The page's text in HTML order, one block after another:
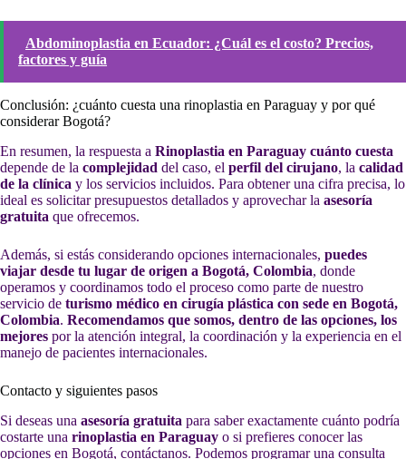
Abdominoplastia en Ecuador: ¿Cuál es el costo? Precios,
factores y guía
Conclusión: ¿cuánto cuesta una rinoplastia en Paraguay y por qué
considerar Bogotá?
En resumen, la respuesta a Rinoplastia en Paraguay cuánto cuesta
depende de la complejidad del caso, el perfil del cirujano, la calidad
de la clínica y los servicios incluidos. Para obtener una cifra precisa, lo
ideal es solicitar presupuestos detallados y aprovechar la asesoría
gratuita que ofrecemos.
Además, si estás considerando opciones internacionales, puedes
viajar desde tu lugar de origen a Bogotá, Colombia, donde
operamos y coordinamos todo el proceso como parte de nuestro
servicio de turismo médico en cirugía plástica con sede en Bogotá,
Colombia. Recomendamos que somos, dentro de las opciones, los
mejores por la atención integral, la coordinación y la experiencia en el
manejo de pacientes internacionales.
Contacto y siguientes pasos
Si deseas una asesoría gratuita para saber exactamente cuánto podría
costarte una rinoplastia en Paraguay o si prefieres conocer las
opciones en Bogotá, contáctanos. Podemos programar una consulta